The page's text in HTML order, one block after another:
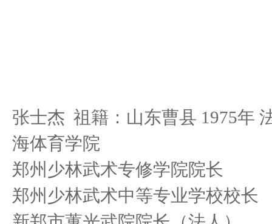
张士杰 祖籍：山东曹县 1975年
海体育学院
郑州少林武术专修学院院长
郑州少林武术中等专业学校校长